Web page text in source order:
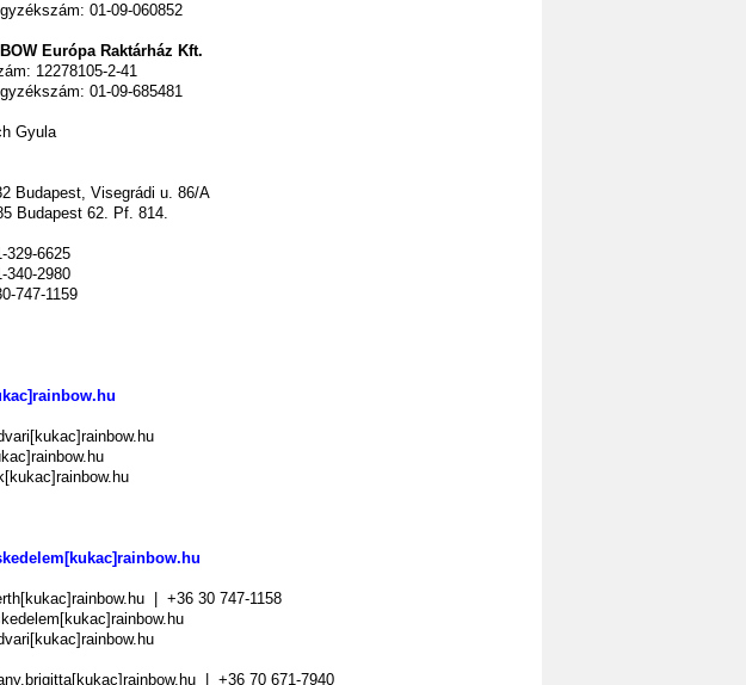
01-09-060852
Európa Raktárház Kft.
12278105-2-41
01-09-685481
Gyula
Budapest, Visegrádi u. 86/A
Budapest 62. Pf. 814.
329-6625
340-2980
747-1159
| +36 30 747-1158
| +36 70 671-7940